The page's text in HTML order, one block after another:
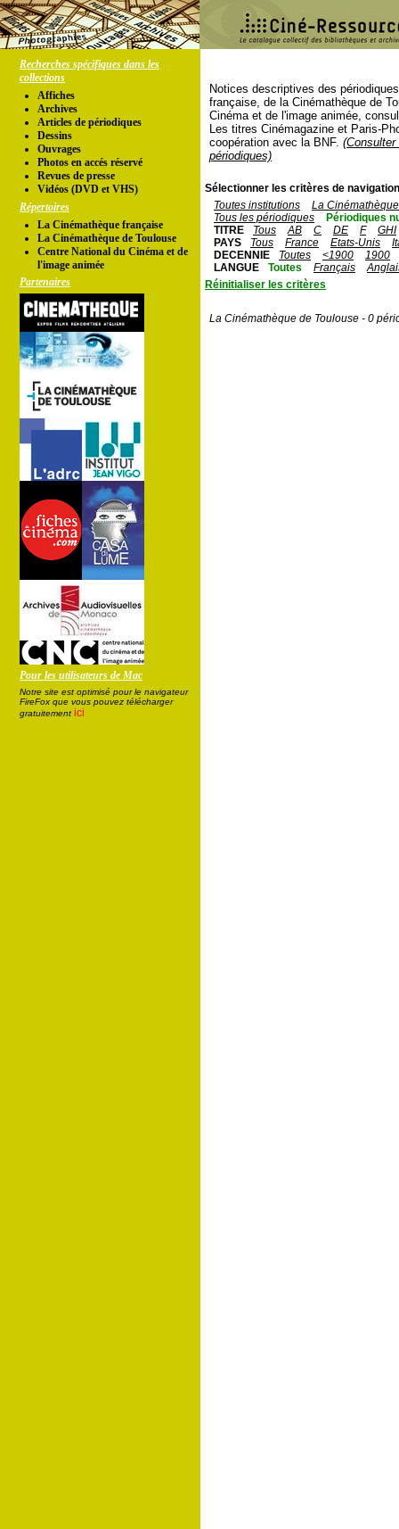
Recherches spécifiques dans les
collections
Affiches
Archives
Articles de périodiques
Dessins
Ouvrages
Photos en accés réservé
Revues de presse
Vidéos (DVD et VHS)
Répertoires
La Cinémathèque française
La Cinémathèque de Toulouse
Centre National du Cinéma et de
l'image animée
Partenaires
Pour les utilisateurs de Mac
Notre site est optimisé pour le navigateur
FireFox que vous pouvez télécharger
gratuitement ici
Notices descriptives des
française, de la Cinémathèque de
Cinéma et de l'image animée,
Les titres Cinémagazine et Paris-
coopération avec la BNF.
périodiques)
Sélectionner les critères de
Toutes institutions
La
Tous les périodiques
Périodiques
TITRE
Tous AB C DE F
GHI
PAYS
Tous France Etats-Unis
DECENNIE
Toutes <1900
1900
LANGUE
Toutes Français
Réinitialiser les critères
La Cinémathèque de Toulouse - 0